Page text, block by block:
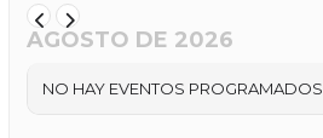
AGOSTO DE 2026
NO HAY EVENTOS PROGRAMADOS